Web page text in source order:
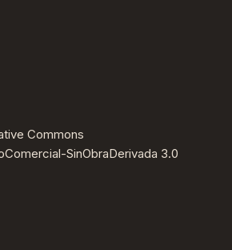
Commons
SinObraDerivada 3.0